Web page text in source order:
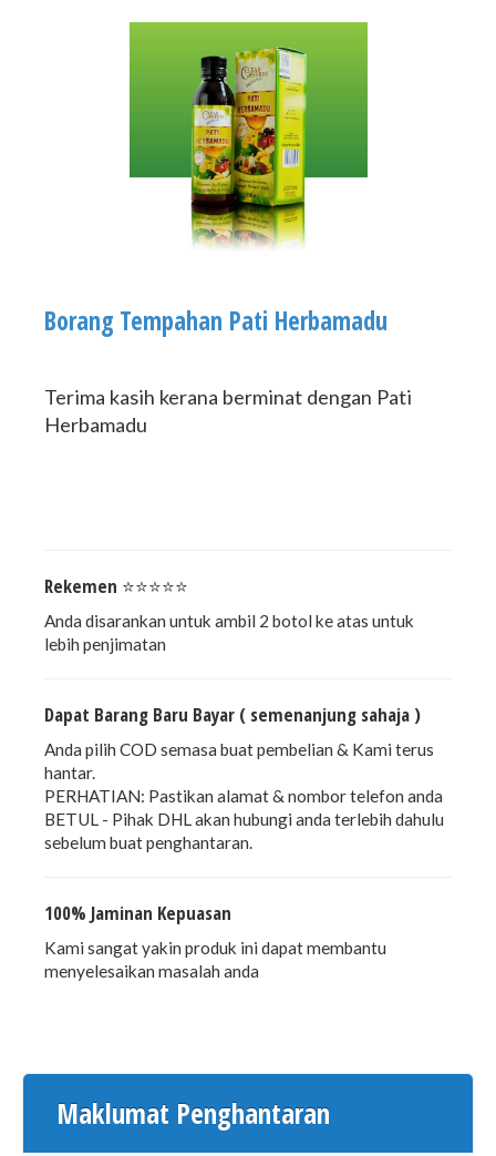
Borang Tempahan Pati Herbamadu
Terima kasih kerana berminat dengan Pati
Herbamadu
Rekemen ⭐⭐⭐⭐⭐
Anda disarankan untuk ambil 2 botol ke atas untuk
lebih penjimatan
Dapat Barang Baru Bayar ( semenanjung sahaja )
Anda pilih COD semasa buat pembelian & Kami terus
hantar.
PERHATIAN: Pastikan alamat & nombor telefon anda
BETUL - Pihak DHL akan hubungi anda terlebih dahulu
sebelum buat penghantaran.
100% Jaminan Kepuasan
Kami sangat yakin produk ini dapat membantu
menyelesaikan masalah anda
Maklumat Penghantaran